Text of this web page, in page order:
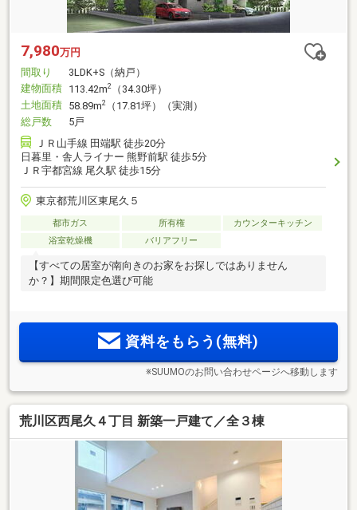
7,980万円
間取り
3LDK+S（納戸）
建物面積 113.42m2
（34.30坪）
土地面積 58.89m2
（17.81坪）（実測）
総戸数
5戸
ＪＲ山手線 田端駅 徒歩20分
日暮里・舎人ライナー 熊野前駅 徒歩5分
ＪＲ宇都宮線 尾久駅 徒歩15分
東京都荒川区東尾久５
都市ガス 所有権
カウンターキッチン
浴室乾燥機
バリアフリー
【すべての居室が南向きのお家をお探しではありません
か？】期間限定色選び可能
資料をもらう(無料)
※SUUMOのお問い合わせページへ移動します
荒川区西尾久４丁目 新築一戸建て／全３棟